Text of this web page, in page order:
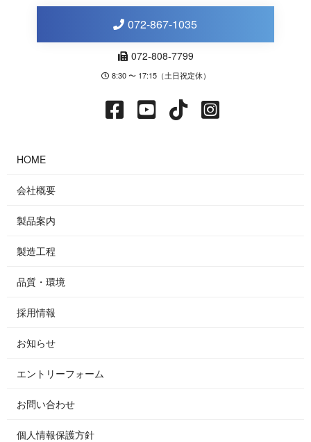
072-867-1035
072-808-7799
8:30 〜 17:15（土日祝定休）
HOME
会社概要
製品案内
製造工程
品質・環境
採用情報
お知らせ
エントリーフォーム
お問い合わせ
個人情報保護方針